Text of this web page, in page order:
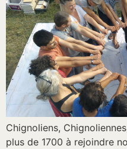
Chignoliens,
plus de 1700 à rejoindre